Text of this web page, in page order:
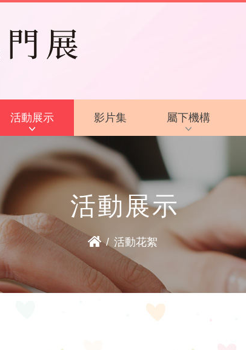
活動展示
活動花絮
活動預告
影片集 屬下機構
啟智學校
啟智早期訓練中心
啟能中心
啟康中心
心明治小食店
活動展示
/ 活動花絮